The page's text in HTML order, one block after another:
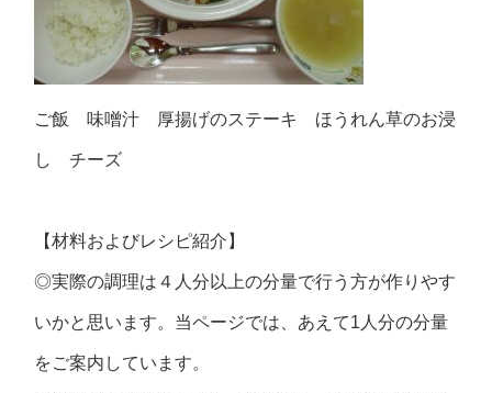
ご飯 味噌汁 厚揚げのステーキ ほうれん草のお浸
し チーズ
【材料およびレシピ紹介】
◎実際の調理は４人分以上の分量で行う方が作りやす
いかと思います。当ページでは、あえて1人分の分量
をご案内しています。